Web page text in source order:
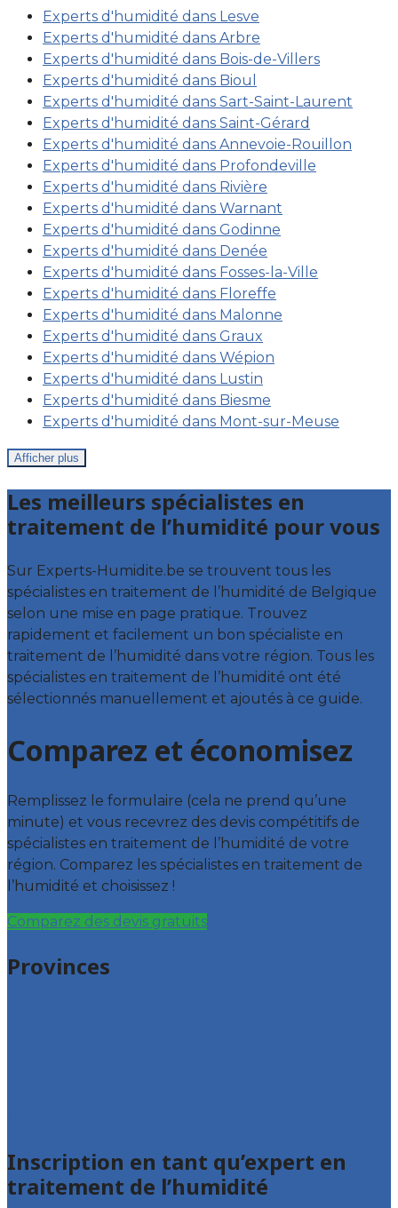
Experts d'humidité dans Lesve
Experts d'humidité dans Arbre
Experts d'humidité dans Bois-de-Villers
Experts d'humidité dans Bioul
Experts d'humidité dans Sart-Saint-Laurent
Experts d'humidité dans Saint-Gérard
Experts d'humidité dans Annevoie-Rouillon
Experts d'humidité dans Profondeville
Experts d'humidité dans Rivière
Experts d'humidité dans Warnant
Experts d'humidité dans Godinne
Experts d'humidité dans Denée
Experts d'humidité dans Fosses-la-Ville
Experts d'humidité dans Floreffe
Experts d'humidité dans Malonne
Experts d'humidité dans Graux
Experts d'humidité dans Wépion
Experts d'humidité dans Lustin
Experts d'humidité dans Biesme
Experts d'humidité dans Mont-sur-Meuse
Afficher plus
Les meilleurs spécialistes en
traitement de l’humidité pour vous
Sur Experts-Humidite.be se trouvent tous les
spécialistes en traitement de l’humidité de Belgique
selon une mise en page pratique. Trouvez
rapidement et facilement un bon spécialiste en
traitement de l’humidité dans votre région. Tous les
spécialistes en traitement de l’humidité ont été
sélectionnés manuellement et ajoutés à ce guide.
Comparez et économisez
Remplissez le formulaire (cela ne prend qu’une
minute) et vous recevrez des devis compétitifs de
spécialistes en traitement de l’humidité de votre
région. Comparez les spécialistes en traitement de
l’humidité et choisissez !
Comparez des devis gratuits
Provinces
Inscription en tant qu’expert en
traitement de l’humidité